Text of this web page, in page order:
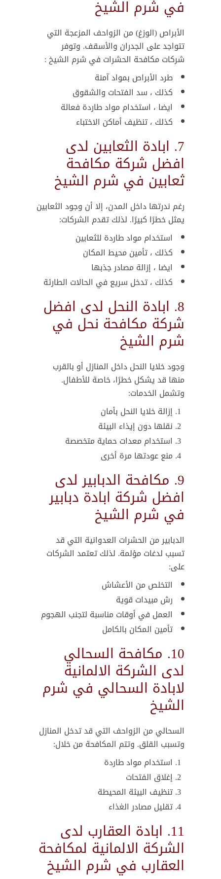
في شرم الشيخ
الأبراص (الوزغ) من الزواحف المزعجة التي
تتواجد على الجدران والأسقف. وتوفر
شركات مكافحة الحشرات في شرم الشيخ :
طرد الأبراص بمواد آمنة
كذلك ، سد الفتحات والشقوق
ايضا ، استخدام مواد طاردة فعالة
كذلك ، تنظيف أماكن الاختباء
7. ابادة الثعابين لدى
افضل شركة مكافحة
ثعابين في شرم الشيخ
رغم ندرتها داخل المدن، إلا أن وجود الثعابين
يمثل خطرًا كبيرًا. لذلك تقدم الشركات:
استخدام مواد طاردة للثعابين
كذلك ، تأمين محيط المكان
ايضا ، إزالة مصادر جذبها
كذلك ، تدخل سريع في الحالات الطارئة
8. ابادة النحل لدى افضل
شركة مكافحة نحل في
شرم الشيخ
وجود خلايا النحل داخل المنازل أو بالقرب
منها قد يشكل خطرًا، خاصة للأطفال.
وتشمل الخدمات:
إزالة خلايا النحل بأمان
نقلها دون إيذاء البيئة
استخدام معدات حماية متخصصة
منع عودتها مرة أخرى
9. مكافحة الدبابير لدى
افضل شركة ابادة دبابير
في شرم الشيخ
الدبابير من الحشرات العدوانية التي قد
تسبب لدغات مؤلمة. لذلك تعتمد الشركات
على:
التخلص من الأعشاش
رش مبيدات قوية
العمل في أوقات مناسبة لتجنب الهجوم
تأمين المكان بالكامل
10. مكافحة السحالي
لدى الشركة الالمانية
لابادة السحالي في شرم
الشيخ
السحالي من الزواحف التي قد تدخل المنازل
وتسبب القلق. وتتم المكافحة من خلال:
استخدام مواد طاردة
إغلاق الفتحات
تنظيف البيئة المحيطة
تقليل مصادر الغذاء
11. ابادة العقارب لدى
الشركة الالمانية لمكافحة
العقارب في شرم الشيخ